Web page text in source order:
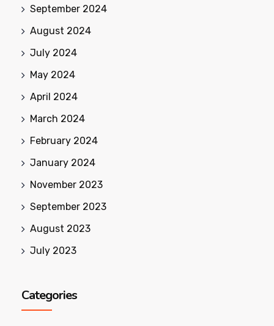
September 2024
August 2024
July 2024
May 2024
April 2024
March 2024
February 2024
January 2024
November 2023
September 2023
August 2023
July 2023
Categories